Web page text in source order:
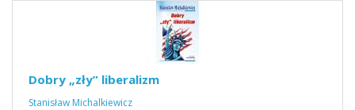
Dobry „zły” liberalizm
Stanisław Michalkiewicz